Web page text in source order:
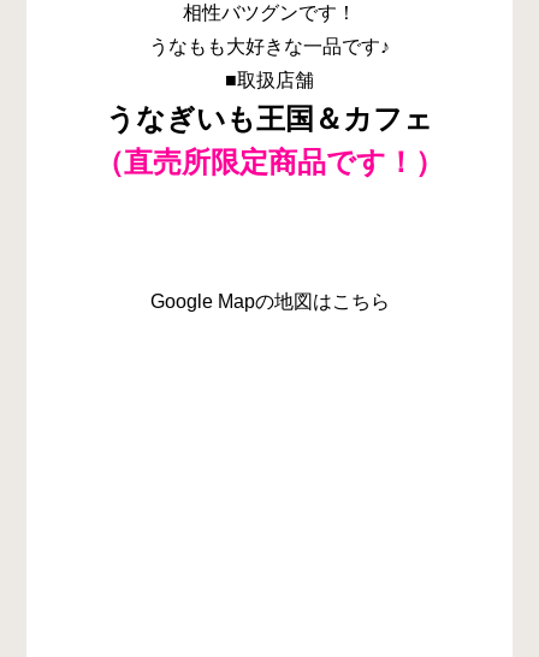
相性バツグンです！
うなもも大好きな一品です♪
■取扱店舗
うなぎいも王国＆カフェ
（直売所限定商品です！）
Google Mapの地図はこちら